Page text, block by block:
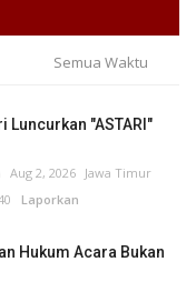
Semua Waktu
Luncurkan "ASTARI"
Aug 2, 2026 Jawa Timur
Laporkan
Hukum Acara Bukan